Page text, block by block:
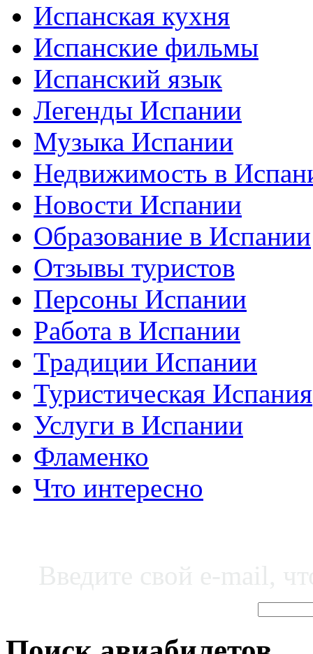
Испанская кухня
Испанские фильмы
Испанский язык
Легенды Испании
Музыка Испании
Недвижимость в
Новости Испании
Образование в Испании
Отзывы туристов
Персоны Испании
Работа в Испании
Традиции Испании
Туристическая Испания
Услуги в Испании
Фламенко
Что интересно